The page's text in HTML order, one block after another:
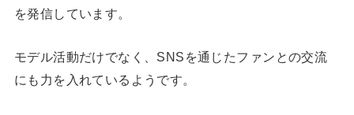
を発信しています。
モデル活動だけでなく、SNSを通じたファンとの交流
にも力を入れているようです。